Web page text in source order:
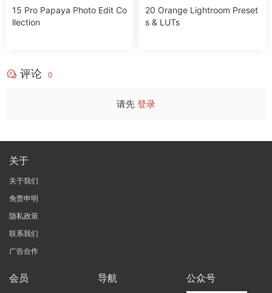
15 Pro Papaya Photo Edit Co
llection
20 Orange Lightroom Preset
s & LUTs
评论 0
请先 登录
关于
关于我们
免责申明
隐私政策
联系我们
广告合作
会员 导航 公众号